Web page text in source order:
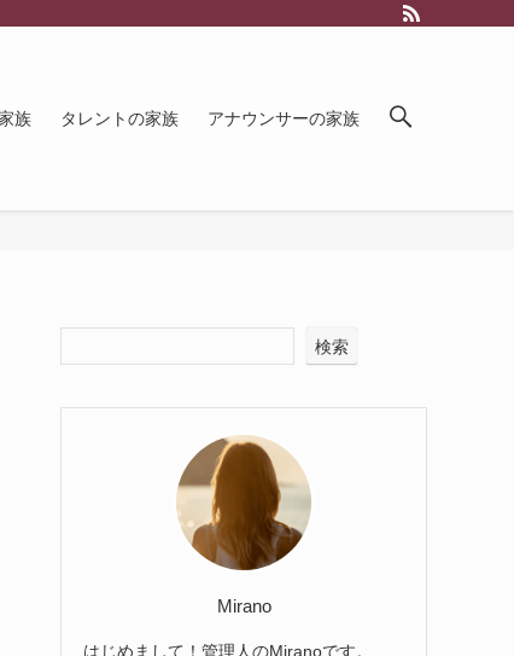
族 タレントの家族 アナウンサーの家族
検索
Mirano
はじめまして！管理人のMiranoです。